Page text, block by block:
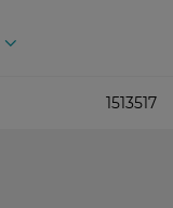
1513517